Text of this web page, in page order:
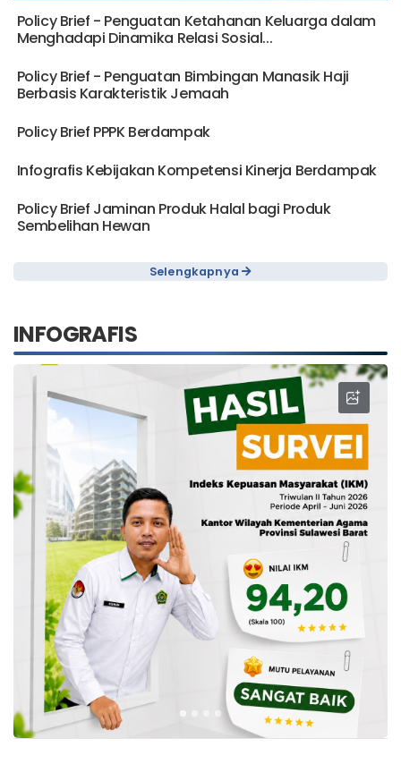
Policy Brief - Penguatan Ketahanan Keluarga dalam
Menghadapi Dinamika Relasi Sosial...
Policy Brief - Penguatan Bimbingan Manasik Haji
Berbasis Karakteristik Jemaah
Policy Brief PPPK Berdampak
Infografis Kebijakan Kompetensi Kinerja Berdampak
Policy Brief Jaminan Produk Halal bagi Produk
Sembelihan Hewan
Selengkapnya
INFOGRAFIS